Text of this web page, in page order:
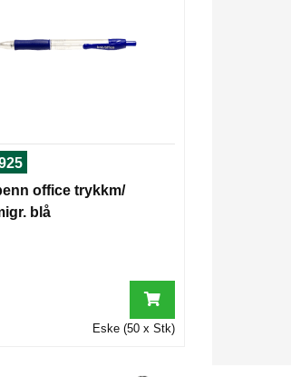
office trykkm/
blå
Eske (50 x Stk)